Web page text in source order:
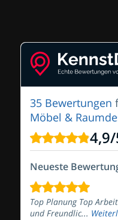
35 Bewertungen
Möbel &
4,9/
Neueste
Top Planung Top
und Freundlic...